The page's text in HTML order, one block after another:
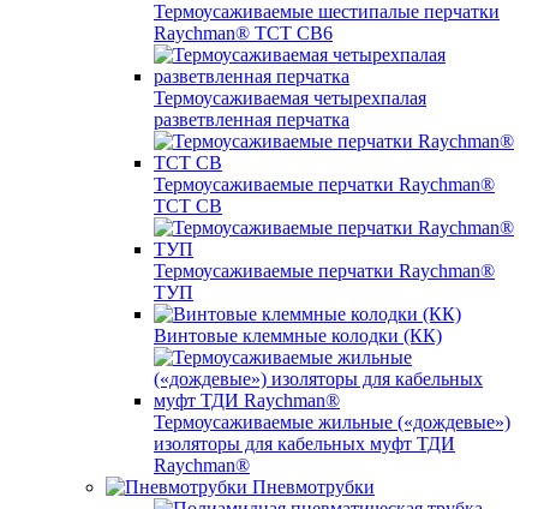
Термоусаживаемые шестипалые перчатки
Raychman® ТСТ СВ6
Термоусаживаемая четырехпалая
разветвленная перчатка
Термоусаживаемые перчатки Raychman®
TCT CB
Термоусаживаемые перчатки Raychman®
ТУП
Винтовые клеммные колодки (КК)
Термоусаживаемые жильные («дождевые»)
изоляторы для кабельных муфт ТДИ
Raychman®
Пневмотрубки